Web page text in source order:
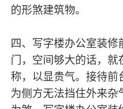
的形煞建筑物。
四、写字楼办公室装
门，空间够大的话，就
称，以显贵气。接待前
为侧方无法挡住外来